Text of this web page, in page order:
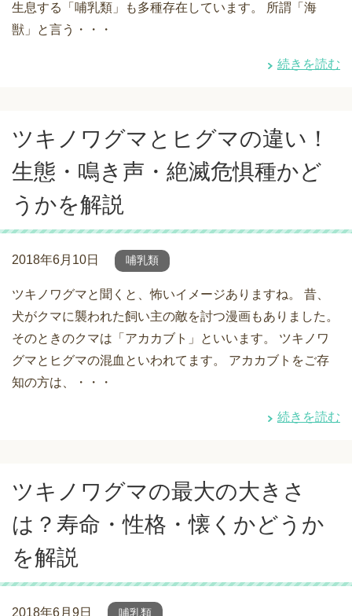
生息する「哺乳類」も多種存在しています。 所謂「海
獣」と言う・・・
続きを読む
ツキノワグマとヒグマの違い！
生態・鳴き声・絶滅危惧種かど
うかを解説
2018年6月10日 哺乳類
ツキノワグマと聞くと、怖いイメージありますね。 昔、
犬がクマに襲われた飼い主の敵を討つ漫画もありました。
そのときのクマは「アカカブト」といいます。 ツキノワ
グマとヒグマの混血といわれてます。 アカカブトをご存
知の方は、・・・
続きを読む
ツキノワグマの最大の大きさ
は？寿命・性格・懐くかどうか
を解説
2018年6月9日 哺乳類